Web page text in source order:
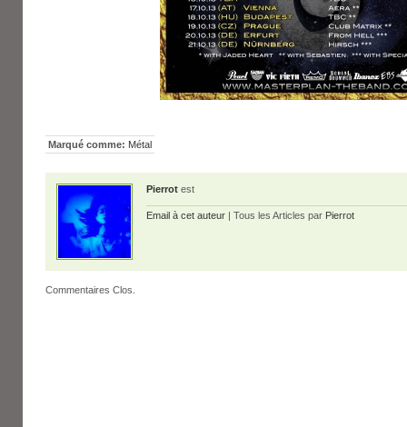
Marqué comme: Métal
Pierrot est
Email à cet auteur | Tous les Articles par Pierrot
Commentaires Clos.